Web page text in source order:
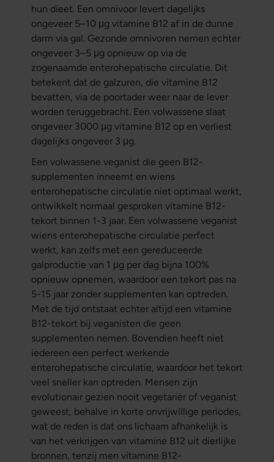
hun dieet. Een omnivoor levert dagelijks
ongeveer 5–10 μg vitamine B12 af in de dunne
darm via gal. Gezonde omnivoren nemen echter
ongeveer 3–5 μg opnieuw op via de
zogenaamde enterohepatische circulatie. Dit
betekent dat de galzuren, die vitamine B12
bevatten, via de poortader weer naar de lever
worden teruggebracht. Een volwassene slaat
ongeveer 3000 μg vitamine B12 op en verliest
dagelijks ongeveer 3 μg.
Een volwassene veganist die geen B12-
supplementen inneemt en wiens
enterohepatische circulatie niet optimaal werkt,
ontwikkelt normaal gesproken vitamine B12-
tekort binnen 1-3 jaar. Een volwassene veganist
wiens enterohepatische circulatie perfect
werkt, kan zelfs met een gereduceerde
galproductie van 1 μg per dag bijna 100%
opnieuw opnemen, waardoor een tekort pas na
5-15 jaar zonder supplementen kan optreden.
Met de tijd ontstaat echter altijd een vitamine
B12-tekort bij veganisten die geen
supplementen nemen. Bovendien heeft niet
iedereen een perfect werkende
enterohepatische circulatie, waardoor het tekort
veel sneller kan optreden. Mensen zijn
evolutionair gezien nooit vegetariër of veganist
geweest, behalve in korte onvrijwillige periodes,
wat de reden is dat ons lichaam afhankelijk is
van het verkrijgen van vitamine B12 uit dierlijke
bronnen, tenzij men vitamine B12-